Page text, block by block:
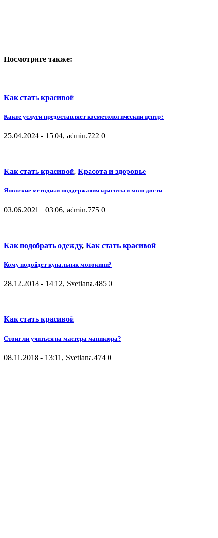
Посмотрите также:
Как стать красивой
Какие услуги предоставляет косметологический центр?
25.04.2024 - 15:04, admin.722 0
Как стать красивой, Красота и здоровье
Японские методики поддержания красоты и молодости
03.06.2021 - 03:06, admin.775 0
Как подобрать одежду, Как стать красивой
Кому подойдет купальник монокини?
28.12.2018 - 14:12, Svetlana.485 0
Как стать красивой
Стоит ли учиться на мастера маникюра?
08.11.2018 - 13:11, Svetlana.474 0